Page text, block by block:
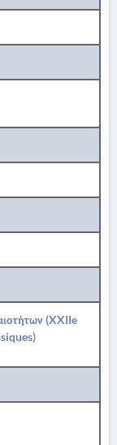
(XXIIe